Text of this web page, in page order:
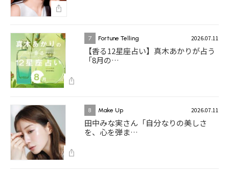
7 Fortune Telling 2026.07.11
【香る12星座占い】真木あかりが占う
「8月の…
8 Make Up 2026.07.11
田中みな実さん「自分なりの美しさ
を、心を弾ま…